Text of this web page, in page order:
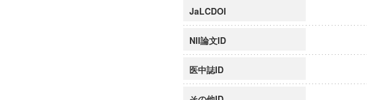
JaLCDOI
NII論文ID
医中誌ID